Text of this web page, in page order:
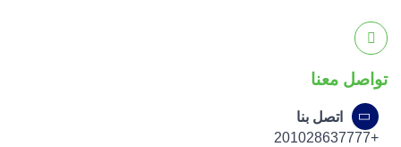
تواصل معنا
اتصل بنا
+201028637777